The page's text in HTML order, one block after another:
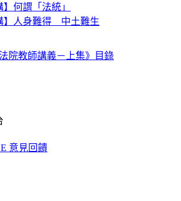
】何謂「法統」
】人身難得 中土難生
院教師講義－上集》目錄
意見回饋